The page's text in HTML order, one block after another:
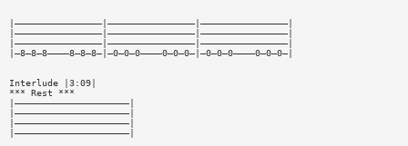
|————————————————|————————————————|————————————————|
|————————————————|————————————————|————————————————|
|————————————————|————————————————|————————————————|
|—8—8—8————8—8—8—|—0—0—0————0—0—0—|—0—0—0————0—0—0—|
Interlude |3:09|
*** Rest ***
|—————————————————————|
|—————————————————————|
|—————————————————————|
|—————————————————————|